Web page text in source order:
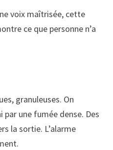
voix maîtrisée, cette
ce que personne n’a
granuleuses. On
une fumée dense. Des
la sortie. L’alarme